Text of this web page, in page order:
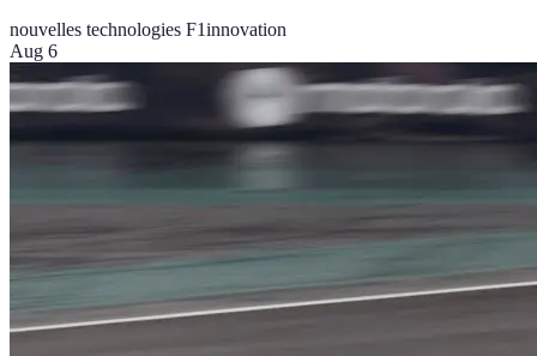
nouvelles technologies F1innovation
Aug 6